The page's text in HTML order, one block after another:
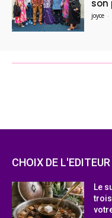
son
joyce -
CHOIX DE L'EDITEUR
Le